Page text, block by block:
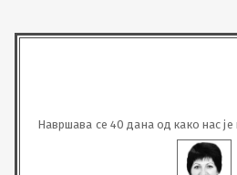
Навршава се 40 дана од како нас
мајка